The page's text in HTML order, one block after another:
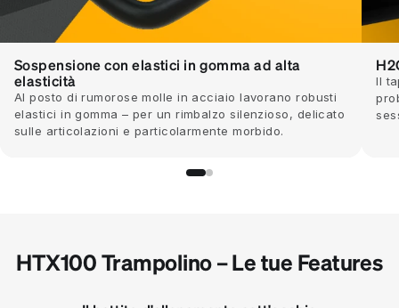
Sospensione con elastici in gomma ad alta
elasticità
Al posto di rumorose molle in acciaio lavorano robusti
elastici in gomma – per un rimbalzo silenzioso, delicato
sulle articolazioni e particolarmente morbido.
Il
HTX100 Trampolino – Le tue Features